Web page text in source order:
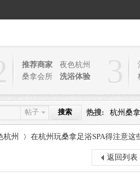
推荐商家
夜色杭州
桑拿会所
洗浴体验 3
帖子 搜索 热搜: 杭州桑
杭州 在杭州玩桑拿足浴SPA得注意
返回列表